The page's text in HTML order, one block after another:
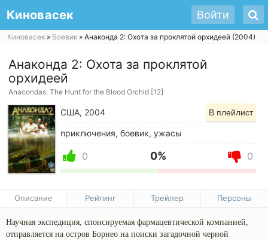
Киновасек Войти
Киновасек » Боевик » Анаконда 2: Охота за проклятой орхидеей (2004)
Анаконда 2: Охота за проклятой
орхидеей
Anacondas: The Hunt for the Blood Orchid [12]
США, 2004 В плейлист
приключения, боевик, ужасы
0 0% 0
Описание Рейтинг Трейлер Персоны
Научная экспедиция, спонсируемая фармацевтической компанией,
отправляется на остров Борнео на поиски загадочной черной